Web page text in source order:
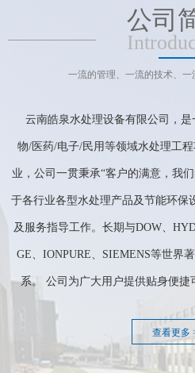
公司
一流的管理、一流的技术、
云南皓泉水处理设备有限公司，是
物/医药/电子/民用等领域水处理工
业，公司一贯秉承“客户的满意，我
于各行业各型水处理产品及节能环保
及服务指导工作。长期与DOW、
GE、IONPURE、SIEMENS等世界
系。 公司为广大用户提供贴身便
查看更多